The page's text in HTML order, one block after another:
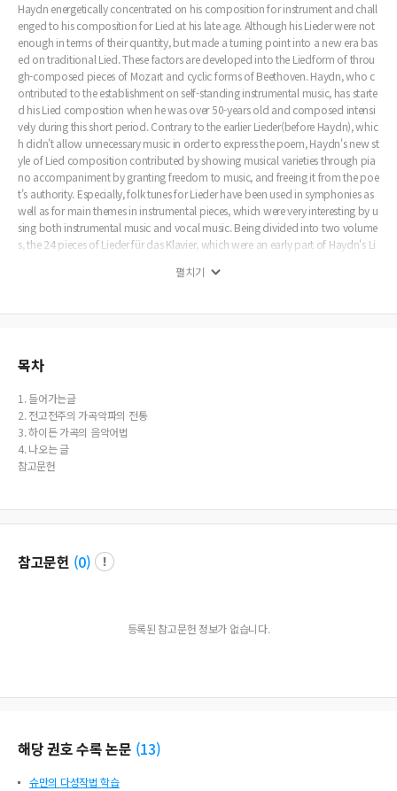
Haydn energetically concentrated on his composition for instrument and chall
enged to his composition for Lied at his late age. Although his Lieder were not
enough in terms of their quantity, but made a turning point into a new era bas
ed on traditional Lied. These factors are developed into the Liedform of throu
gh-composed pieces of Mozart and cyclic forms of Beethoven. Haydn, who c
ontributed to the establishment on self-standing instrumental music, has starte
d his Lied composition when he was over 50-years old and composed intensi
vely during this short period. Contrary to the earlier Lieder(before Haydn), whic
h didn't allow unnecessary music in order to express the poem, Haydn's new st
yle of Lied composition contributed by showing musical varieties through pia
no accompaniment by granting freedom to music, and freeing it from the poe
t's authority. Especially, folk tunes for Lieder have been used in symphonies as
well as for main themes in instrumental pieces, which were very interesting by u
sing both instrumental music and vocal music. Being divided into two volume
s, the 24 pieces of Lieder für das Klavier, which were an early part of Haydn's Li
he continued to compose the Lied again 10 years later. Between 1794 and 17
showed more varied expressions in the piano accompaniment, while the voca
on.
펼치기
목차
1. 들어가는글
2. 전고전주의 가곡악파의 전통
3. 하이든 가곡의 음악어법
4. 나오는 글
참고문헌
참고문헌 (0)
등록된 참고문헌 정보가 없습니다.
해당 권호 수록 논문 (13)
슈만의 다성작법 학습